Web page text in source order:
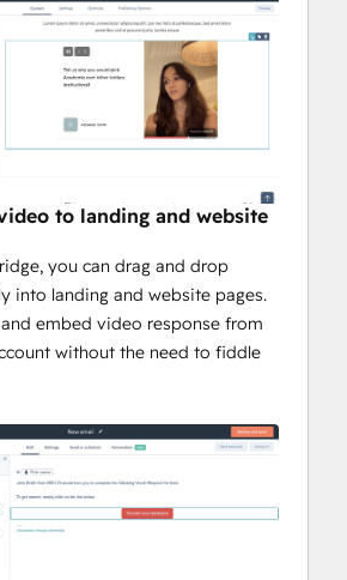
to landing and website
you can drag and drop
into landing and website pages.
and embed video response from
without the need to fiddle